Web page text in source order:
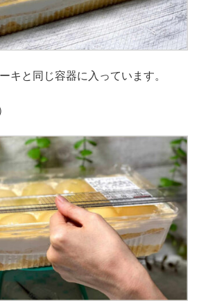
キと同じ容器に入っています。